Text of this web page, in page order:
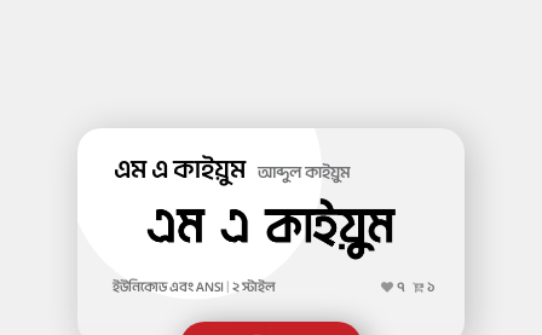
এম এ কাইয়ুম আব্দুল কাইয়ুম
ইউনিকোড এবং ANSI ২ স্টাইল ৭ ১